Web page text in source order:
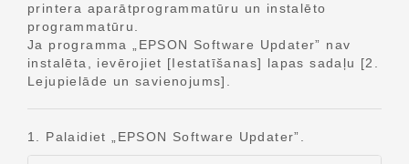
printera aparātprogrammatūru un instalēto
programmatūru.
Ja programma „EPSON Software Updater” nav
instalēta, ievērojiet [Iestatīšanas] lapas sadaļu [2.
Lejupielāde un savienojums].
1. Palaidiet „EPSON Software Updater”.